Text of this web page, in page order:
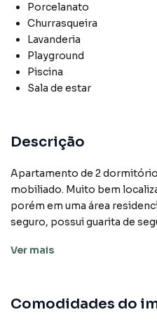
Porcelanato
Churrasqueira
Lavanderia
Playground
Piscina
Sala de estar
Descrição
Apartamento de 2
mobiliado. Muito bem
porém em uma área
seguro, possui guarita de
piscina para adultos e
Ver mais
Comodidades do